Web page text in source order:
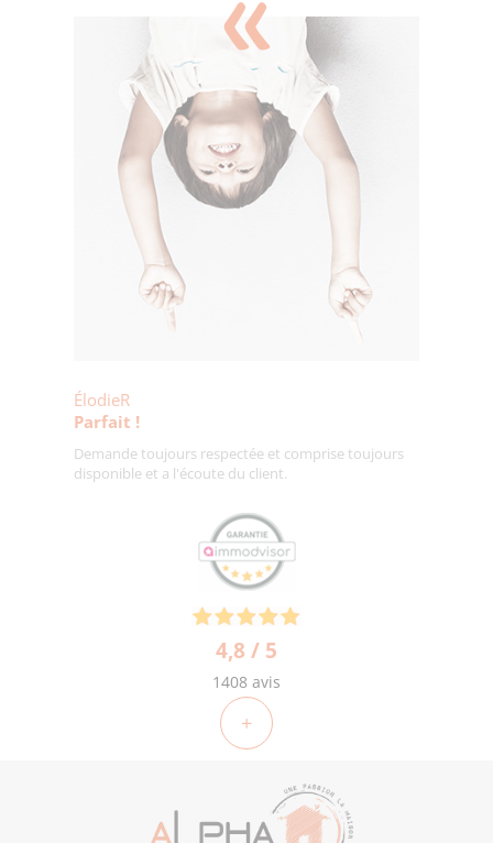
ÉlodieR
Parfait !
Demande toujours respectée et comprise toujours
disponible et a l'écoute du client.
4,8 / 5
1408 avis
+